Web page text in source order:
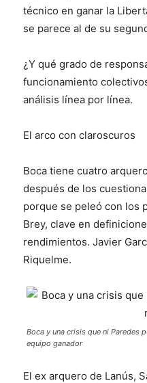
técnico en ganar la
se parece al de su
¿Y qué grado de
funcionamiento
análisis línea por línea.
El arco con claroscuros
Boca tiene cuatro
después de los
porque se peleó con los
Brey, clave en
rendimientos. Javier
Riquelme.
Boca y una crisis que ni Paredes
equipo ganador
El ex arquero de Lanús,